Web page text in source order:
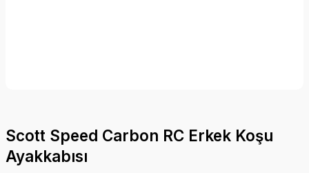
Scott Speed Carbon RC Erkek Koşu
Ayakkabısı